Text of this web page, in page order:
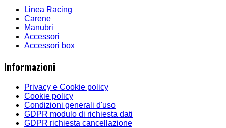
Linea Racing
Carene
Manubri
Accessori
Accessori box
Informazioni
Privacy e Cookie policy
Cookie policy
Condizioni generali d'uso
GDPR modulo di richiesta dati
GDPR richiesta cancellazione